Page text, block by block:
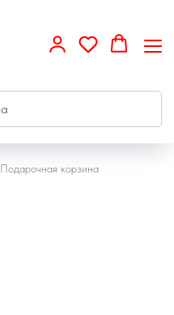
Подарочная корзина